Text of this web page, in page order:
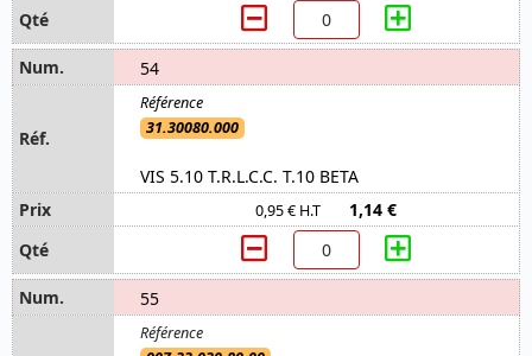
54
31.30080.000
VIS 5.10 T.R.L.C.C. T.10 BETA
0,95 € H.T 1,14 €
55